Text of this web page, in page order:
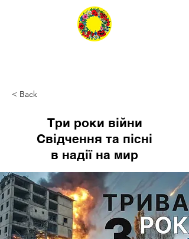
< Back
Три роки війни
Свідчення та пісні
в надії на мир